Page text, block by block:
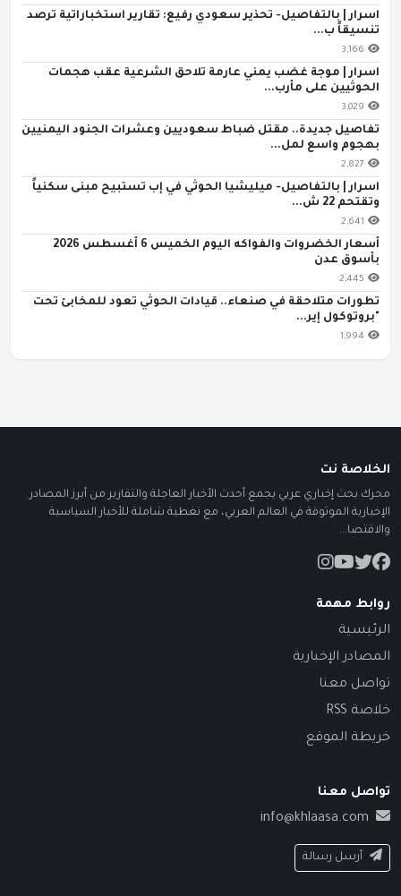
اسرار | بالتفاصيل- تحذير سعودي رفيع: تقارير استخباراتية ترصد
تنسيقاً ب...
3,166
اسرار | موجة غضب يمني عارمة تلاحق الشرعية عقب هجمات
الحوثيين على مأرب...
3,029
تفاصيل جديدة.. مقتل ضباط سعوديين وعشرات الجنود اليمنيين
بهجوم واسع لمل...
2,827
اسرار | بالتفاصيل- ميليشيا الحوثي في إب تستبيح مبنى سكنياً
وتقتحم 22 ش...
2,641
أسعار الخضروات والفواكه اليوم الخميس 6 أغسطس 2026
بأسوق عدن
2,445
تطورات متلاحقة في صنعاء.. قيادات الحوثي تعود للمخابئ تحت
"بروتوكول إير...
1,994
الخلاصة نت
محرك بحث إخباري عربي يجمع أحدث الأخبار العاجلة والتقارير من أبرز المصادر
الإخبارية الموثوقة في العالم العربي، مع تغطية شاملة للأخبار السياسية
والاقتصا...
روابط مهمة
الرئيسية
المصادر الإخبارية
تواصل معنا
خلاصة RSS
خريطة الموقع
تواصل معنا
info@khlaasa.com
أرسل رسالة